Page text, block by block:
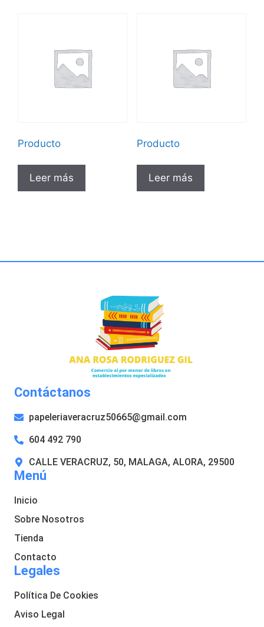
Producto
Leer más
Producto
Leer más
Menú
Inicio
Sobre Nosotros
Tienda
Contacto
Legales
Política De Cookies
Aviso Legal
Contáctanos
papeleriaveracruz50665@gmail.com
604 492 790
CALLE VERACRUZ, 50, MALAGA, ALORA, 29500